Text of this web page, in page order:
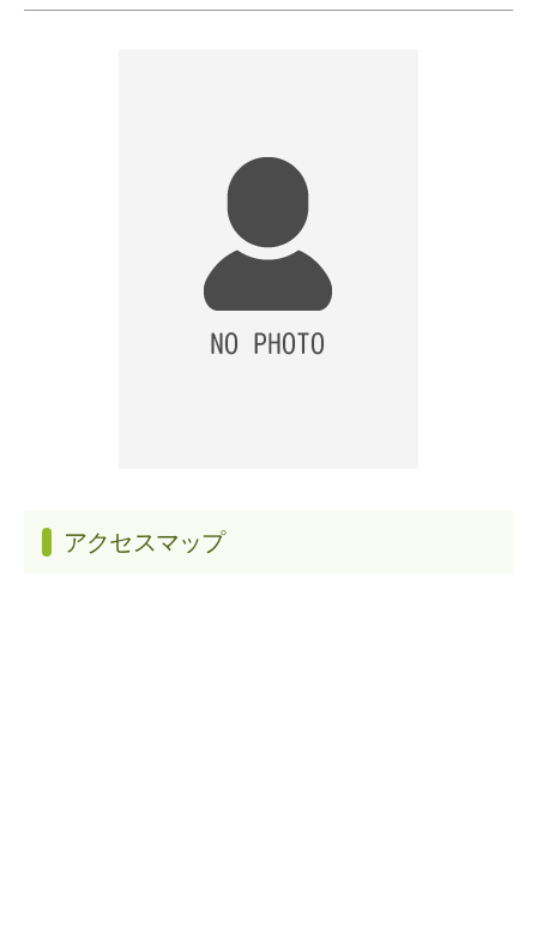
アクセスマップ